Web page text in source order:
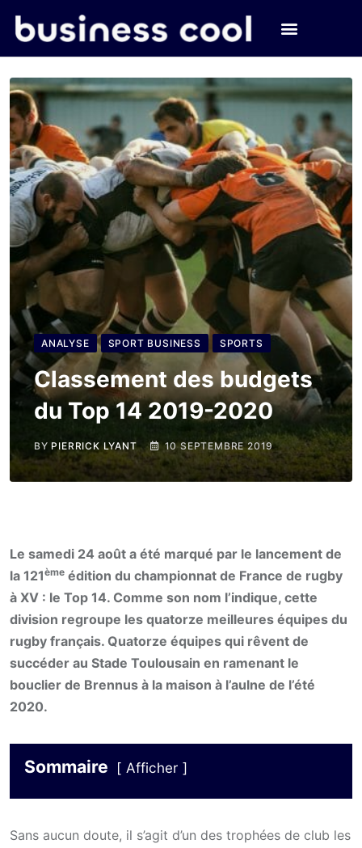
ANALYSE SPORT BUSINESS SPORTS
Classement des budgets
du Top 14 2019-2020
BY PIERRICK LYANT 10 SEPTEMBRE 2019
Le samedi 24 août a été marqué par le lancement de
la 121ème édition du championnat de France de rugby
à XV : le Top 14. Comme son nom l’indique, cette
division regroupe les quatorze meilleures équipes du
rugby français. Quatorze équipes qui rêvent de
succéder au Stade Toulousain en ramenant le
bouclier de Brennus à la maison à l’aulne de l’été
2020.
Sommaire Afficher
Sans aucun doute, il s’agit d’un des trophées de club les